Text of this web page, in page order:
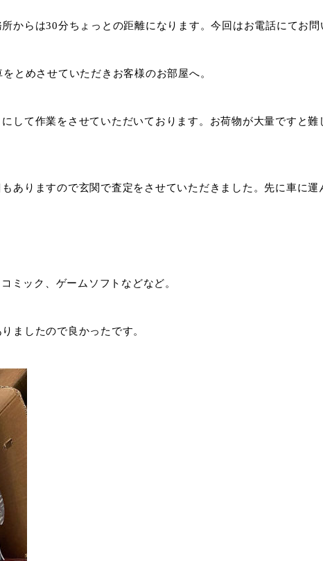
からは30分ちょっとの距離になります。今回はお電話にてお問
とめさせていただきお客様のお部屋へ。
して作業をさせていただいております。お荷物が大量ですと
ありますので玄関で査定をさせていただきました。先に車に運
ミック、ゲームソフトなどなど。
ましたので良かったです。